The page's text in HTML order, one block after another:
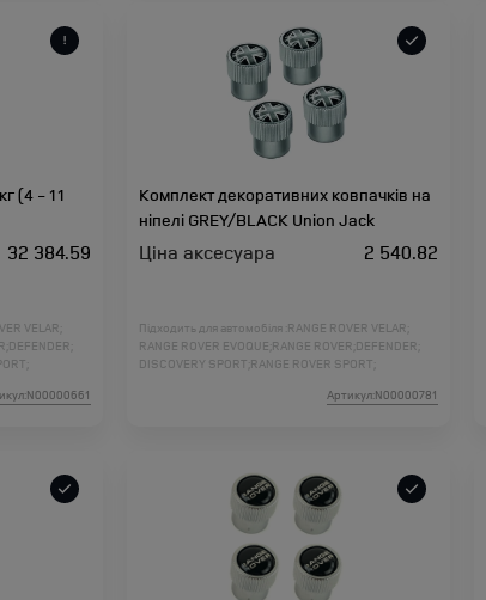
(4 - 11
32 384.59
VELAR;
DEFENDER;
L461;
Комплект декоративних ковпачків на
ніпелі GREY/BLACK Union Jack
Ціна аксесуара 2 540.82
Підходить для автомобіля : RANGE ROVER VELAR;
RANGE ROVER EVOQUE; RANGE ROVER; DEFENDER;
DISCOVERY SPORT; RANGE ROVER SPORT;
RANGE ROVER SPORT L461;
Артикул:N00000781